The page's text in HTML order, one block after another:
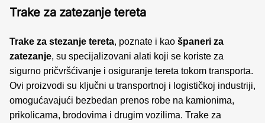
Trake za zatezanje tereta
Trake za stezanje tereta, poznate i kao španeri za
zatezanje, su specijalizovani alati koji se koriste za
sigurno pričvršćivanje i osiguranje tereta tokom transporta.
Ovi proizvodi su ključni u transportnoj i logističkoj industriji,
omogućavajući bezbedan prenos robe na kamionima,
prikolicama, brodovima i drugim vozilima. Trake za